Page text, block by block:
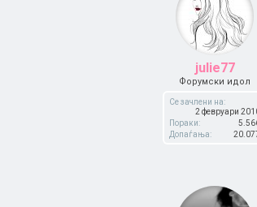
julie77
Форумски идол
Се зачлени на:
2 февруари
Пораки:
Допаѓања: